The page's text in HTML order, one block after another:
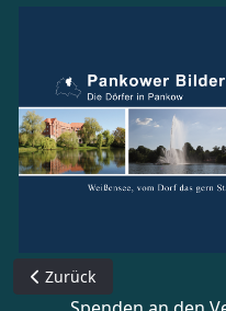
Vorheriger Beitrag:
Zurück